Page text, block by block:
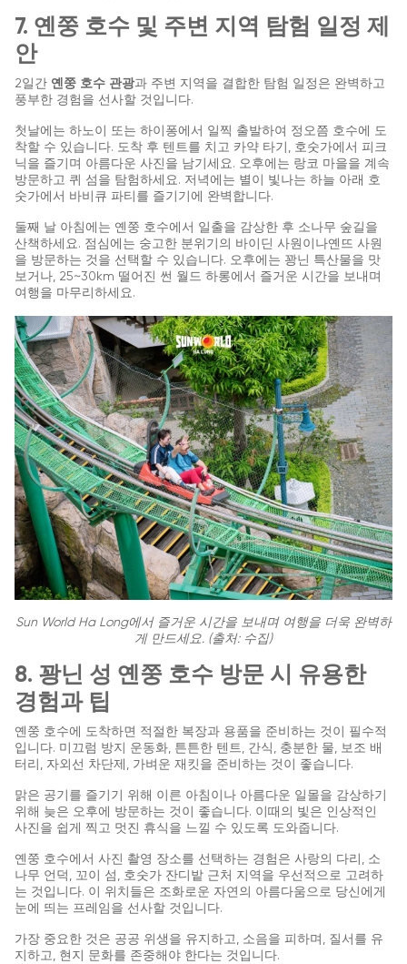
7. 옌쭝 호수 및 주변 지역 탐험 일정 제
안
2일간 옌쭝 호수 관광과 주변 지역을 결합한 탐험 일정은 완벽하고
풍부한 경험을 선사할 것입니다.
첫날에는 하노이 또는 하이퐁에서 일찍 출발하여 정오쯤 호수에 도
착할 수 있습니다. 도착 후 텐트를 치고 카약 타기, 호숫가에서 피크
닉을 즐기며 아름다운 사진을 남기세요. 오후에는 랑코 마을을 계속
방문하고 퀴 섬을 탐험하세요. 저녁에는 별이 빛나는 하늘 아래 호
숫가에서 바비큐 파티를 즐기기에 완벽합니다.
둘째 날 아침에는 옌쭝 호수에서 일출을 감상한 후 소나무 숲길을
산책하세요. 점심에는 숭고한 분위기의 바이딘 사원이나옌뜨 사원
을 방문하는 것을 선택할 수 있습니다. 오후에는 꽝닌 특산물을 맛
보거나, 25~30km 떨어진 썬 월드 하롱에서 즐거운 시간을 보내며
여행을 마무리하세요.
Sun World Ha Long에서 즐거운 시간을 보내며 여행을 더욱 완벽하
게 만드세요. (출처: 수집)
8. 꽝닌 성 옌쭝 호수 방문 시 유용한
경험과 팁
옌쭝 호수에 도착하면 적절한 복장과 용품을 준비하는 것이 필수적
입니다. 미끄럼 방지 운동화, 튼튼한 텐트, 간식, 충분한 물, 보조 배
터리, 자외선 차단제, 가벼운 재킷을 준비하는 것이 좋습니다.
맑은 공기를 즐기기 위해 이른 아침이나 아름다운 일몰을 감상하기
위해 늦은 오후에 방문하는 것이 좋습니다. 이때의 빛은 인상적인
사진을 쉽게 찍고 멋진 휴식을 느낄 수 있도록 도와줍니다.
옌쭝 호수에서 사진 촬영 장소를 선택하는 경험은 사랑의 다리, 소
나무 언덕, 꼬이 섬, 호숫가 잔디밭 근처 지역을 우선적으로 고려하
는 것입니다. 이 위치들은 조화로운 자연의 아름다움으로 당신에게
눈에 띄는 프레임을 선사할 것입니다.
가장 중요한 것은 공공 위생을 유지하고, 소음을 피하며, 질서를 유
지하고, 현지 문화를 존중해야 한다는 것입니다.